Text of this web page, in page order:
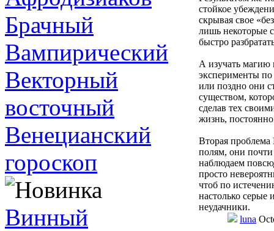
Брачный
Вампирический
Векторный
восточный
Венецианский
гороскоп
Винный
стойкое
скрывая свое
лишь некоторые
быстро
А изучать магию
эксперименты
или поздно они
существом,
сделав тех
жизнь,
Вторая
полям, они почти
наблюдаем
просто
чтоб по
настолько серые
неудачники.
luna